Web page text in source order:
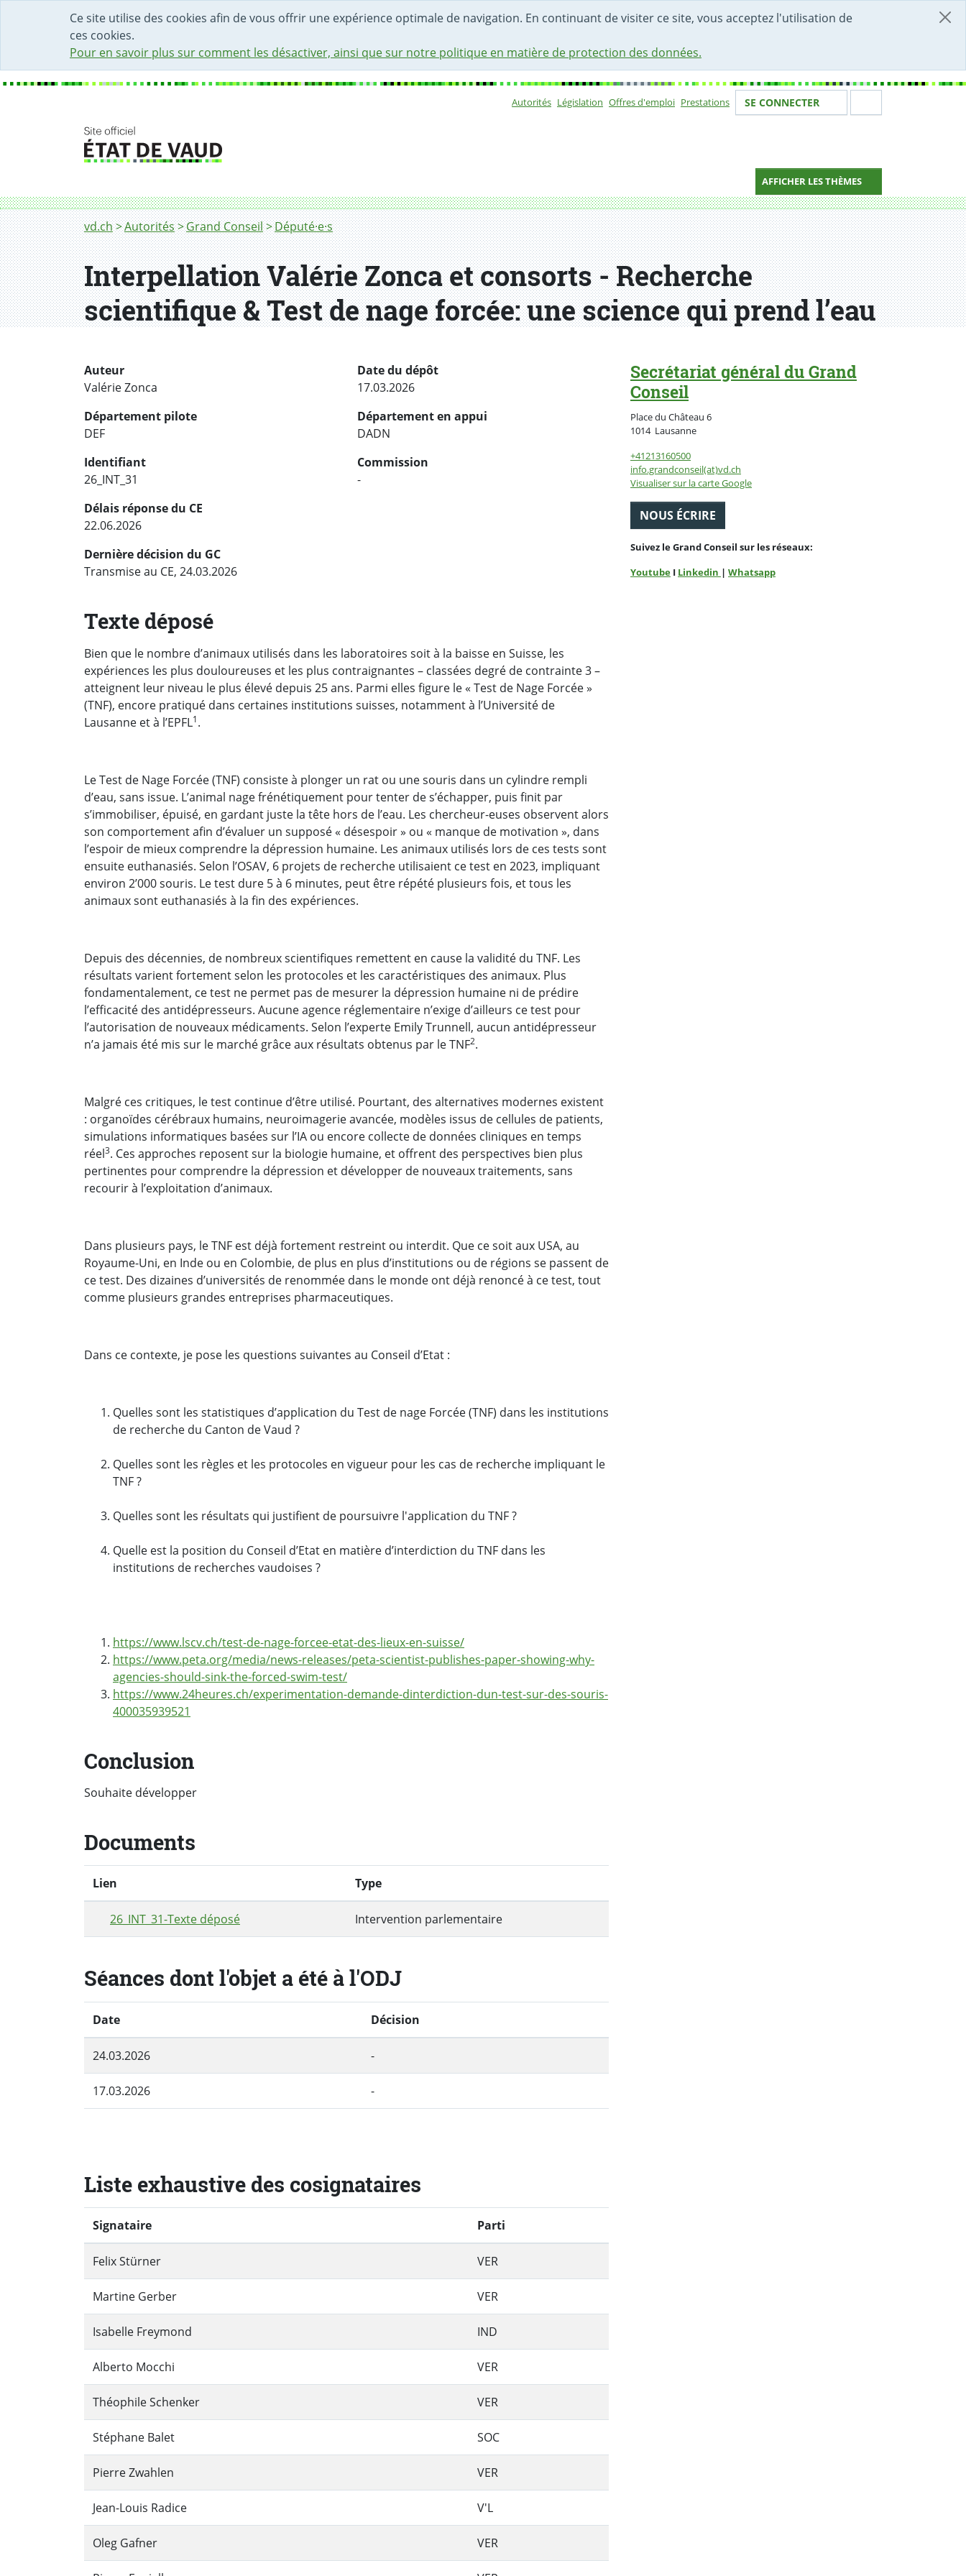
Ce site utilise des cookies afin de vous offrir une expérience optimale de navigation. En continuant de visiter ce site, vous acceptez l'utilisation de
ces cookies.
Pour en savoir plus sur comment les désactiver, ainsi que sur notre politique en matière de protection des données.
DÉBUT DU CONTENU DE LA PAGE
ACCÈS AU CHAMP DE RECHERCHE
PAGE D'ACCUEIL
FORMULAIRE DE CONTACT
Autorités Législation Offres d'emploi Prestations Votre identité
SE CONNECTER
AFFICHER LES THÈMES
Fil d'Ariane
vd.ch Autorités Grand Conseil Député·e·s
Interpellation Valérie Zonca et consorts - Recherche
scientifique & Test de nage forcée: une science qui prend l’eau
Auteur
Valérie Zonca
Date du dépôt
17.03.2026
Département pilote
DEF
Département en appui
DADN
Identifiant
26_INT_31
Commission
-
Délais réponse du CE
22.06.2026
Dernière décision du GC
Transmise au CE, 24.03.2026
Texte déposé
Bien que le nombre d’animaux utilisés dans les laboratoires soit à la baisse en Suisse, les
expériences les plus douloureuses et les plus contraignantes – classées degré de contrainte 3 –
atteignent leur niveau le plus élevé depuis 25 ans. Parmi elles figure le « Test de Nage Forcée »
(TNF), encore pratiqué dans certaines institutions suisses, notamment à l’Université de
Lausanne et à l’EPFL1.
Le Test de Nage Forcée (TNF) consiste à plonger un rat ou une souris dans un cylindre rempli
d’eau, sans issue. L’animal nage frénétiquement pour tenter de s’échapper, puis finit par
s’immobiliser, épuisé, en gardant juste la tête hors de l’eau. Les chercheur-euses observent alors
son comportement afin d’évaluer un supposé « désespoir » ou « manque de motivation », dans
l’espoir de mieux comprendre la dépression humaine. Les animaux utilisés lors de ces tests sont
ensuite euthanasiés. Selon l’OSAV, 6 projets de recherche utilisaient ce test en 2023, impliquant
environ 2’000 souris. Le test dure 5 à 6 minutes, peut être répété plusieurs fois, et tous les
animaux sont euthanasiés à la fin des expériences.
Depuis des décennies, de nombreux scientifiques remettent en cause la validité du TNF. Les
résultats varient fortement selon les protocoles et les caractéristiques des animaux. Plus
fondamentalement, ce test ne permet pas de mesurer la dépression humaine ni de prédire
l’efficacité des antidépresseurs. Aucune agence réglementaire n’exige d’ailleurs ce test pour
l’autorisation de nouveaux médicaments. Selon l’experte Emily Trunnell, aucun antidépresseur
n’a jamais été mis sur le marché grâce aux résultats obtenus par le TNF2.
Malgré ces critiques, le test continue d’être utilisé. Pourtant, des alternatives modernes existent
: organoïdes cérébraux humains, neuroimagerie avancée, modèles issus de cellules de patients,
simulations informatiques basées sur l’IA ou encore collecte de données cliniques en temps
réel3. Ces approches reposent sur la biologie humaine, et offrent des perspectives bien plus
pertinentes pour comprendre la dépression et développer de nouveaux traitements, sans
recourir à l’exploitation d’animaux.
Dans plusieurs pays, le TNF est déjà fortement restreint ou interdit. Que ce soit aux USA, au
Royaume-Uni, en Inde ou en Colombie, de plus en plus d’institutions ou de régions se passent de
ce test. Des dizaines d’universités de renommée dans le monde ont déjà renoncé à ce test, tout
comme plusieurs grandes entreprises pharmaceutiques.
Dans ce contexte, je pose les questions suivantes au Conseil d’Etat :
Quelles sont les statistiques d’application du Test de nage Forcée (TNF) dans les institutions
de recherche du Canton de Vaud ?
Quelles sont les règles et les protocoles en vigueur pour les cas de recherche impliquant le
TNF ?
Quelles sont les résultats qui justifient de poursuivre l'application du TNF ?
Quelle est la position du Conseil d’Etat en matière d’interdiction du TNF dans les
institutions de recherches vaudoises ?
https://www.lscv.ch/test-de-nage-forcee-etat-des-lieux-en-suisse/
https://www.peta.org/media/news-releases/peta-scientist-publishes-paper-showing-why-
agencies-should-sink-the-forced-swim-test/
https://www.24heures.ch/experimentation-demande-dinterdiction-dun-test-sur-des-souris-
400035939521
Conclusion
Souhaite développer
Documents
Lien Type
26_INT_31-Texte déposé Intervention parlementaire
Séances dont l'objet a été à l'ODJ
Date Décision
24.03.2026 -
17.03.2026 -
Liste exhaustive des cosignataires
Signataire Parti
Felix Stürner VER
Martine Gerber VER
Isabelle Freymond IND
Alberto Mocchi VER
Théophile Schenker VER
Stéphane Balet SOC
Pierre Zwahlen VER
Jean-Louis Radice V'L
Oleg Gafner VER
Secrétariat général du Grand
Conseil
Place du Château 6
1014 LausanneSuisse
+41213160500
info.grandconseil(at)vd.ch
Visualiser sur la carte Google
NOUS ÉCRIRE
Suivez le Grand Conseil sur les réseaux:
Youtube I Linkedin | Whatsapp